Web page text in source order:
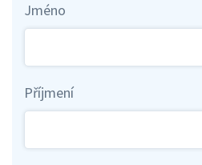
Jméno
Příjmení